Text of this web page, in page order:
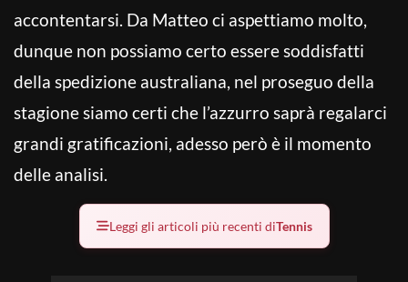
accontentarsi. Da Matteo ci aspettiamo molto,
dunque non possiamo certo essere soddisfatti
della spedizione australiana, nel proseguo della
stagione siamo certi che l’azzurro saprà regalarci
grandi gratificazioni, adesso però è il momento
delle analisi.
Leggi gli articoli più recenti diTennis